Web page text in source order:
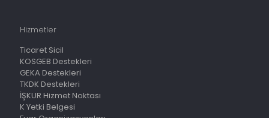
Hizmetler
Ticaret Sicil
KOSGEB Destekleri
GEKA Destekleri
TKDK Destekleri
İŞKUR Hizmet Noktası
K Yetki Belgesi